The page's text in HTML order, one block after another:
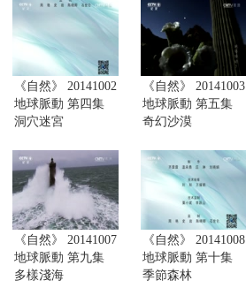
《自然》 20141002
地球脈動 第四集
洞穴迷宮
《自然》 20141003
地球脈動 第五集
奇幻沙漠
《自然》 20141007
地球脈動 第九集
多樣淺海
《自然》 20141008
地球脈動 第十集
季節森林